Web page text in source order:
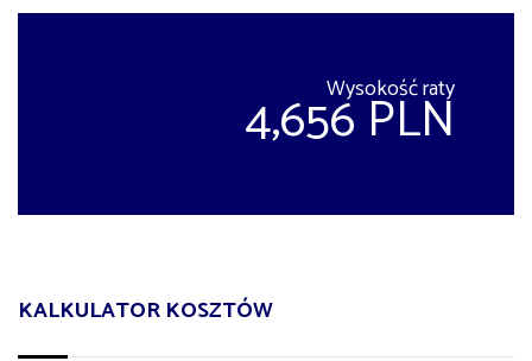
Wysokość raty
4,656 PLN
KALKULATOR KOSZTÓW